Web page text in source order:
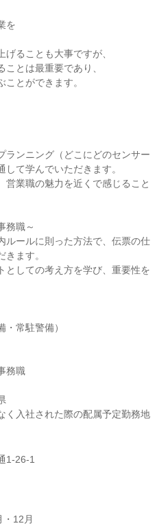
を
ることも大事ですが、
とは最重要であり、
ことができます。
ランニング（どこにどのセンサー
て学んでいただきます。
営業職の魅力を近くで感じること
務職～
ルールに則った方法で、伝票の仕
ます。
としての考え方を学び、重要性を
・常駐警備）
務職
入社された際の配属予定勤務地
1-26-1
12月